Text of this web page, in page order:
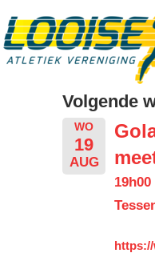
to
content
Volgende
WO
19
AUG
19h00